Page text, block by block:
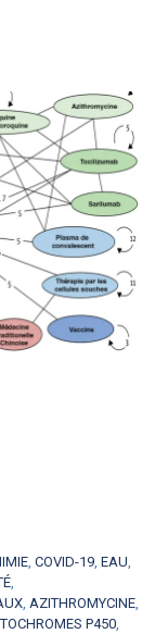
, COVID-19, EAU,
,
, AZITHROMYCINE,
P450,